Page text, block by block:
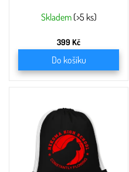
Skladem (>5 ks)
399 Kč
Do košíku